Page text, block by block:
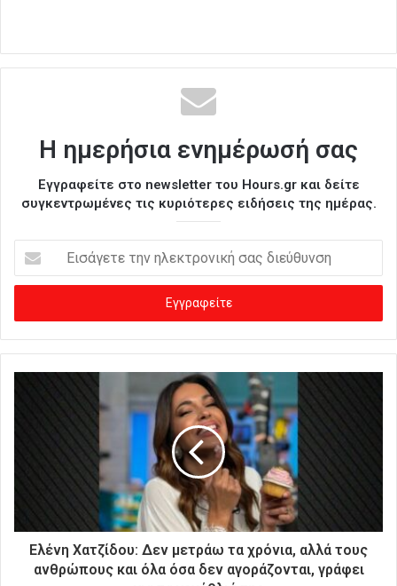
Η ημερήσια ενημέρωσή σας
Εγγραφείτε στο newsletter του Hours.gr και δείτε
συγκεντρωμένες τις κυριότερες ειδήσεις της ημέρας.
σ
γ
ε
τ
Ελένη Χατζίδου: Δεν μετράω τα χρόνια, αλλά τους
ανθρώπους και όλα όσα δεν αγοράζονται, γράφει